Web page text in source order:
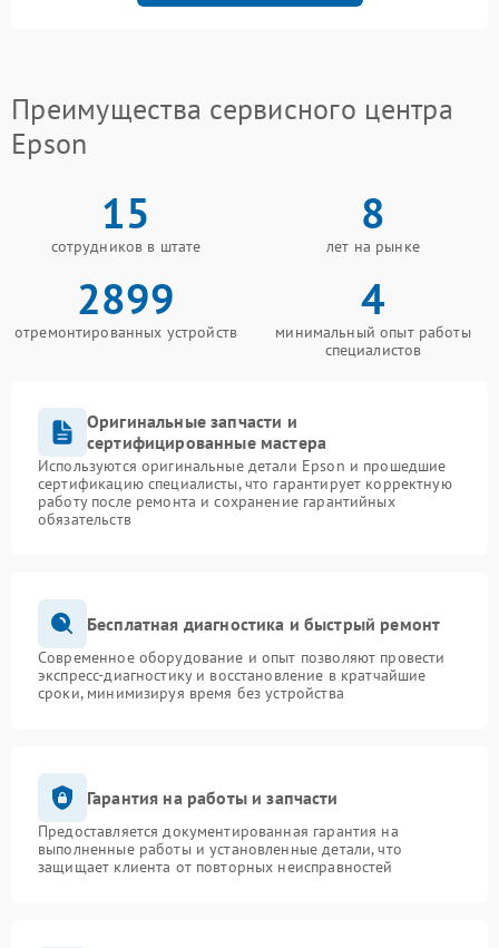
Преимущества сервисного центра
Epson
15
сотрудников в штате
8
лет на рынке
2899
отремонтированных устройств
4
минимальный опыт работы
специалистов
Оригинальные запчасти и
сертифицированные мастера
Используются оригинальные детали Epson и прошедшие
сертификацию специалисты, что гарантирует корректную
работу после ремонта и сохранение гарантийных
обязательств
Бесплатная диагностика и быстрый ремонт
Современное оборудование и опыт позволяют провести
экспресс-диагностику и восстановление в кратчайшие
сроки, минимизируя время без устройства
Гарантия на работы и запчасти
Предоставляется документированная гарантия на
выполненные работы и установленные детали, что
защищает клиента от повторных неисправностей